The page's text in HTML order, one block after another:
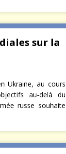
sur la
Ukraine, au cours
au-delà du
russe souhaite